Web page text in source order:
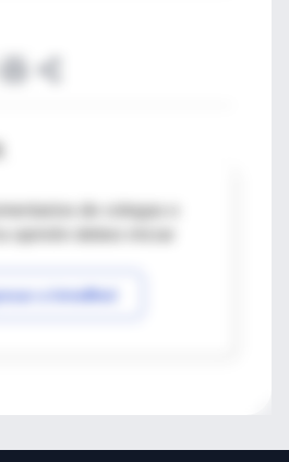
de colegas o
a IntraMed